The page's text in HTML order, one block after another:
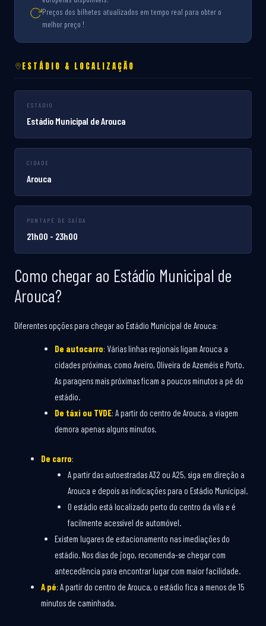
Preços dos bilhetes atualizados em tempo real para obter o
melhor preço !
ESTÁDIO & LOCALIZAÇÃO
ESTÁDIO
Estádio Municipal de Arouca
CIDADE
Arouca
PONTAPÉ DE SAÍDA
21h00 - 23h00
Como chegar ao Estádio Municipal de
Arouca?
Diferentes opções para chegar ao Estádio Municipal de Arouca:
De autocarro: Várias linhas regionais ligam Arouca a
cidades próximas, como Aveiro, Oliveira de Azeméis e Porto.
As paragens mais próximas ficam a poucos minutos a pé do
estádio.
De táxi ou TVDE: A partir do centro de Arouca, a viagem
demora apenas alguns minutos.
De carro:
A partir das autoestradas A32 ou A25, siga em direção a
Arouca e depois as indicações para o Estádio Municipal.
O estádio está localizado perto do centro da vila e é
facilmente acessível de automóvel.
Existem lugares de estacionamento nas imediações do
estádio. Nos dias de jogo, recomenda-se chegar com
antecedência para encontrar lugar com maior facilidade.
A pé: A partir do centro de Arouca, o estádio fica a menos de 15
minutos de caminhada.